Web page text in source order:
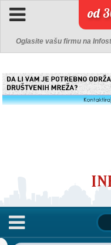
od
Oglasite vašu firmu na